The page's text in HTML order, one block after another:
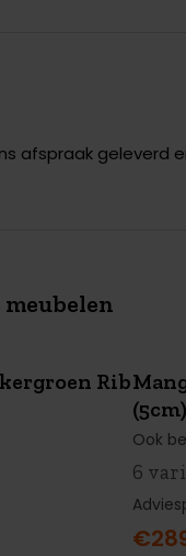
afspraak geleverd
Rib
(5cm)
Ook
6